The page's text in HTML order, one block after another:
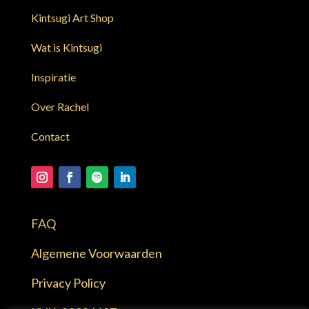
Kintsugi Art Shop
Wat is Kintsugi
Inspiratie
Over Rachel
Contact
FAQ
Algemene Voorwaarden
Privacy Policy